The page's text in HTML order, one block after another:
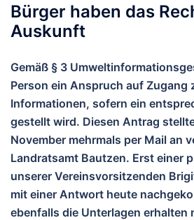
Bürger haben das
Auskunft
Gemäß § 3
Person ein Anspruch auf Zugang
Informationen, sofern ein
gestellt wird. Diesen Antrag
November mehrmals per Mail an
Landratsamt Bautzen. Erst einer
unserer Vereinsvorsitzenden
mit einer Antwort heute
ebenfalls die Unterlagen erhalten